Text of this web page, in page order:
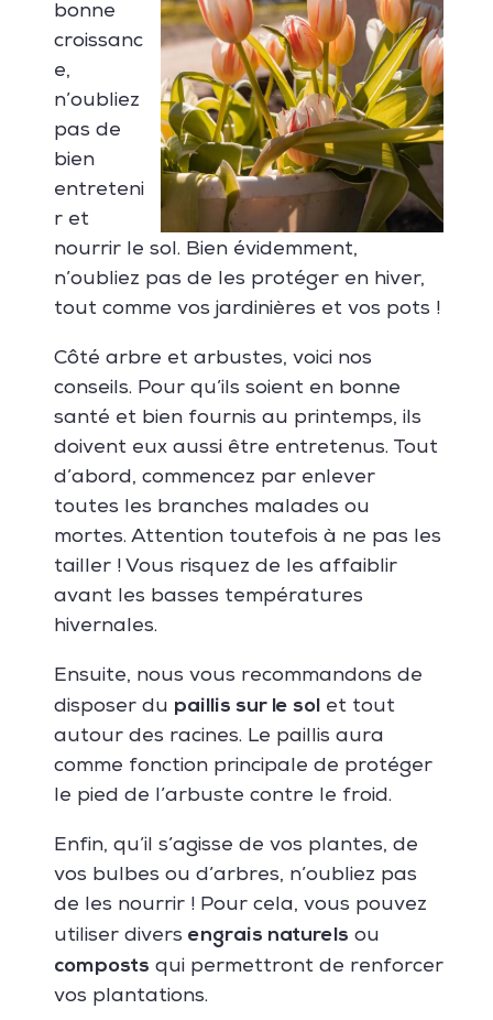
bonne
croissanc
e,
n’oubliez
pas de
bien
entreteni
r et
nourrir le sol. Bien évidemment,
n’oubliez pas de les protéger en hiver,
tout comme vos jardinières et vos pots !
Côté arbre et arbustes, voici nos
conseils. Pour qu’ils soient en bonne
santé et bien fournis au printemps, ils
doivent eux aussi être entretenus. Tout
d’abord, commencez par enlever
toutes les branches malades ou
mortes. Attention toutefois à ne pas les
tailler ! Vous risquez de les affaiblir
avant les basses températures
hivernales.
Ensuite, nous vous recommandons de
disposer du paillis sur le sol et tout
autour des racines. Le paillis aura
comme fonction principale de protéger
le pied de l’arbuste contre le froid.
Enfin, qu’il s’agisse de vos plantes, de
vos bulbes ou d’arbres, n’oubliez pas
de les nourrir ! Pour cela, vous pouvez
utiliser divers engrais naturels ou
composts qui permettront de renforcer
vos plantations.